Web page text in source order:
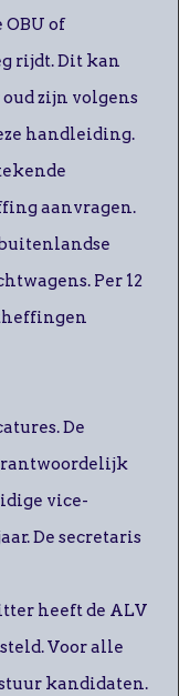
OBU of
rijdt. Dit kan
zijn volgens
handleiding.
aanvragen.
Per 12
De
vice-
De secretaris
heeft de ALV
Voor alle
kandidaten.